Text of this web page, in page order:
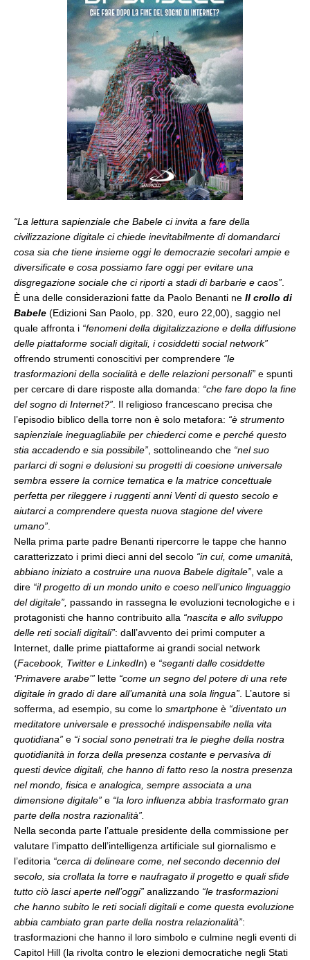
“La lettura sapienziale che Babele ci invita a fare della
civilizzazione digitale ci chiede inevitabilmente di domandarci
cosa sia che tiene insieme oggi le democrazie secolari ampie e
diversificate e cosa possiamo fare oggi per evitare una
disgregazione sociale che ci riporti a stadi di barbarie e caos”
È una delle considerazioni fatte da Paolo Benanti ne Il crollo di
Babele (Edizioni San Paolo, pp. 320, euro 22,00), saggio nel
quale affronta i “fenomeni della digitalizzazione e della diffusione
delle piattaforme sociali digitali, i cosiddetti social network”
offrendo strumenti conoscitivi per comprendere “le
trasformazioni della socialità e delle relazioni personali” e spunti
per cercare di dare risposte alla domanda: “che fare dopo la fine
del sogno di Internet?” . Il religioso francescano precisa che
l’episodio biblico della torre non è solo metafora: “è strumento
sapienziale ineguagliabile per chiederci come e perché questo
stia accadendo e sia possibile” sottolineando che “nel suo
parlarci di sogni e delusioni su progetti di coesione universale
sembra essere la cornice tematica e la matrice concettuale
perfetta per rileggere i ruggenti anni Venti di questo secolo e
aiutarci a comprendere questa nuova stagione del vivere
umano”
Nella prima parte padre Benanti ripercorre le tappe che hanno
caratterizzato i primi dieci anni del secolo “in cui, come umanità,
abbiano iniziato a costruire una nuova Babele digitale” , vale a
dire “il progetto di un mondo unito e coeso nell’unico linguaggio
del digitale”, passando in rassegna le evoluzioni tecnologiche e i
protagonisti che hanno contribuito alla “nascita e allo sviluppo
delle reti sociali digitali”: dall’avvento dei primi computer a
Internet, dalle prime piattaforme ai grandi social network
(Facebook, Twitter e LinkedIn) e “seganti dalle cosiddette
‘Primavere arabe’” lette “come un segno del potere di una rete
digitale in grado di dare all’umanità una sola lingua” . L’autore si
sofferma, ad esempio, su come lo smartphone è “diventato un
meditatore universale e pressoché indispensabile nella vita
quotidiana” e “i social sono penetrati tra le pieghe della nostra
quotidianità in forza della presenza costante e pervasiva di
questi device digitali, che hanno di fatto reso la nostra presenza
nel mondo, fisica e analogica, sempre associata a una
dimensione digitale” e “la loro influenza abbia trasformato gran
parte della nostra razionalità”.
Nella seconda parte l’attuale presidente della commissione per
valutare l’impatto dell’intelligenza artificiale sul giornalismo e
l’editoria “cerca di delineare come, nel secondo decennio del
secolo, sia crollata la torre e naufragato il progetto e quali sfide
tutto ciò lasci aperte nell’oggi” analizzando “le trasformazioni
che hanno subito le reti sociali digitali e come questa evoluzione
abbia cambiato gran parte della nostra relazionalità”:
trasformazioni che hanno il loro simbolo e culmine negli eventi di
Capitol Hill (la rivolta contro le elezioni democratiche negli Stati